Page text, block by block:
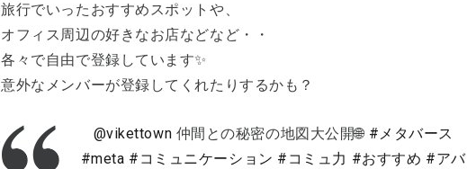
旅行でいったおすすめスポットや、
オフィス周辺の好きなお店などなど・・
各々で自由で登録しています✨
意外なメンバーが登録してくれたりするかも？
@vikettown 仲間との秘密の地図大公開🌐 #メタバース
#meta #コミュニケーション #コミュ力 #おすすめ #アバ